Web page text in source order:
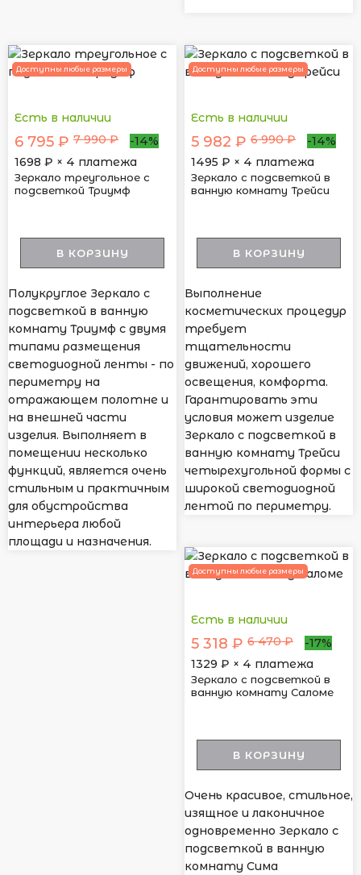
Доступны любые размеры
Есть в наличии
6 795 ₽ 7 990 ₽
-14%
1698 ₽ × 4 платежа
Зеркало треугольное с
подсветкой Триумф
В КОРЗИНУ
Полукруглое Зеркало с
подсветкой в ванную
комнату Триумф с двумя
типами размещения
светодиодной ленты - по
периметру на
отражающем полотне и
на внешней части
изделия. Выполняет в
помещении несколько
функций, является очень
стильным и практичным
для обустройства
интерьера любой
площади и назначения.
Доступны любые размеры
Есть в наличии
5 982 ₽ 6 990 ₽
-14%
1495 ₽ × 4 платежа
Зеркало с подсветкой в
ванную комнату Трейси
В КОРЗИНУ
Выполнение
косметических процедур
требует
тщательности
движений, хорошего
освещения, комфорта.
Гарантировать эти
условия может изделие
Зеркало с подсветкой в
ванную комнату Трейси
четырехугольной формы с
широкой светодиодной
лентой по периметру.
Доступны любые размеры
Есть в наличии
5 318 ₽ 6 470 ₽
-17%
1329 ₽ × 4 платежа
Зеркало с подсветкой в
ванную комнату Саломе
В КОРЗИНУ
Очень красивое, стильное,
изящное и лаконичное
одновременно Зеркало с
подсветкой в ванную
комнату Сима